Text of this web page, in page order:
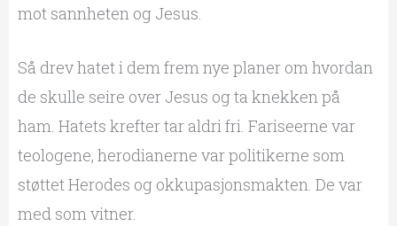
mot sannheten og Jesus.
Så drev hatet i dem frem nye planer om hvordan
de skulle seire over Jesus og ta knekken på
ham. Hatets krefter tar aldri fri. Fariseerne var
teologene, herodianerne var politikerne som
støttet Herodes og okkupasjonsmakten. De var
med som vitner.